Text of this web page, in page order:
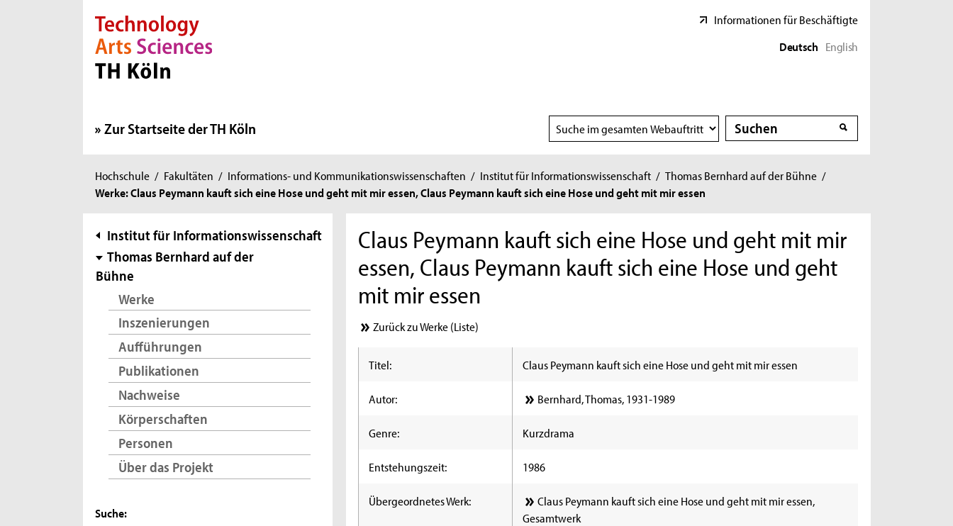
Direkt zur Hauptnavigation
Direkt zur Subnavigation
Direkt zum Inhalt
Direkt zum Fußbereich
Informationen für Beschäftigte
Deutsch English
Zur Startseite der TH Köln
Suchbereich
wählen
Suche
Suche
Sie
sind
Hochschule / Fakultäten / Informations- und Kommunikationswissenschaften / Institut für Informationswissenschaft / Thomas Bernhard auf der Bühne /
Werke: Claus Peymann kauft sich eine Hose und geht mit mir essen, Claus Peymann kauft sich eine Hose und geht mit mir essen
Subnavigation
Institut für Informationswissenschaft
Thomas Bernhard auf der
Bühne
Werke
Inszenierungen
Aufführungen
Publikationen
Nachweise
Körperschaften
Personen
Über das Projekt
Suche:
Claus Peymann kauft sich eine Hose und geht mit mir
essen, Claus Peymann kauft sich eine Hose und geht
mit mir essen
Zurück zu Werke (Liste)
Titel: Claus Peymann kauft sich eine Hose und geht mit mir essen
Autor: Bernhard, Thomas, 1931-1989
Genre: Kurzdrama
Entstehungszeit: 1986
Übergeordnetes Werk:
Claus Peymann kauft sich eine Hose und geht mit mir essen,
Gesamtwerk